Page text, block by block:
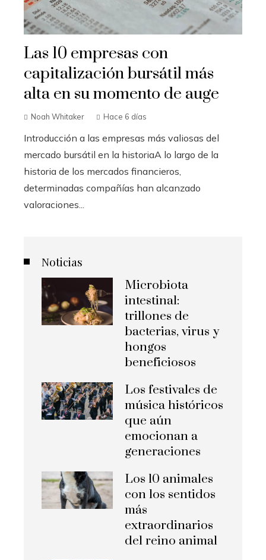
Las 10 empresas con
capitalización bursátil más
alta en su momento de auge
Noah Whitaker Hace 6 días
Introducción a las empresas más valiosas del
mercado bursátil en la historiaA lo largo de la
historia de los mercados financieros,
determinadas compañías han alcanzado
valoraciones...
Noticias
Microbiota
intestinal:
trillones de
bacterias, virus y
hongos
beneficiosos
Los festivales de
música históricos
que aún
emocionan a
generaciones
Los 10 animales
con los sentidos
más
extraordinarios
del reino animal